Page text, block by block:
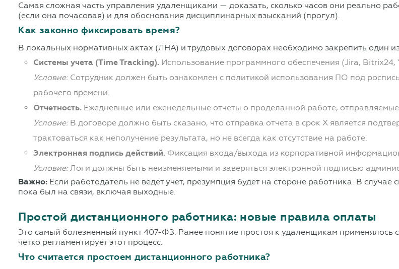
Самая сложная часть управления удаленщиками — доказать, сколько часов они реально
(если она почасовая) и для обоснования дисциплинарных взысканий (прогул).
Как законно фиксировать время?
В локальных нормативных актах (ЛНА) и трудовых договорах необходимо закрепить один
Системы учета (Time Tracking). Использование программного обеспечения (Jira,
Условие:Сотрудник должен быть ознакомлен с политикой использования ПО под
рабочего времени.
Отчетность. Ежедневные или еженедельные отчеты о проделанной работе,
Условие:В договоре должно быть сказано, что отправка отчета в срок Х является
трактоваться как неполучение результата, но не всегда как отсутствие на работе.
Электронная подпись действий. Фиксация входа/выхода из корпоративной
Условие:Логи должны быть неизменяемыми и заверяться электронной подписью
Важно: Если работодатель не ведет учет, презумпция будет на стороне работника. В случае
пока был на связи, включая выходные.
Простой дистанционного работника: новые правила оплаты
Это самый болезненный пункт 407-ФЗ. Ранее понятие простоя к удаленщикам применялось
четко регламентирует этот процесс.
Что считается простоем дистанционного работника?